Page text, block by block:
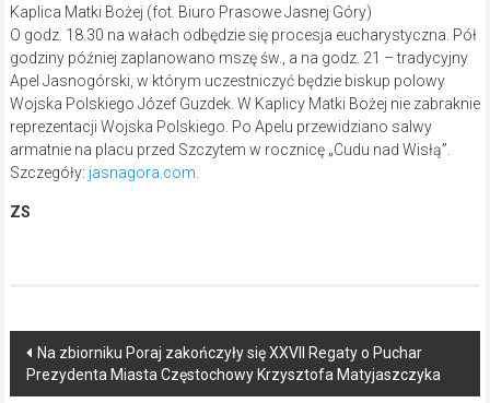
Kaplica Matki Bożej (fot. Biuro Prasowe Jasnej Góry)
O godz. 18.30 na wałach odbędzie się procesja eucharystyczna. Pół
godziny później zaplanowano mszę św., a na godz. 21 – tradycyjny
Apel Jasnogórski, w którym uczestniczyć będzie biskup polowy
Wojska Polskiego Józef Guzdek. W Kaplicy Matki Bożej nie zabraknie
reprezentacji Wojska Polskiego. Po Apelu przewidziano salwy
armatnie na placu przed Szczytem w rocznicę „Cudu nad Wisłą”.
Szczegóły: jasnagora.com
ZS
Post
navigation
Na zbiorniku Poraj zakończyły się XXVII Regaty o Puchar
Prezydenta Miasta Częstochowy Krzysztofa Matyjaszczyka